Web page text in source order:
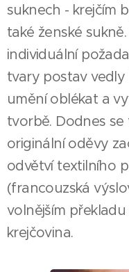
suknech - krejčím
také ženské
individuální
tvary postav vedly
umění oblékat a
tvorbě. Dodnes
originální oděvy
odvětví textilního
(francouzská
volnějším
krejčovina.